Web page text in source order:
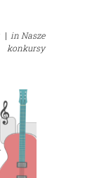
| in Nasze
konkursy